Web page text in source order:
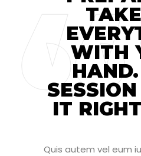
WITH
IT
Quis autem vel eum